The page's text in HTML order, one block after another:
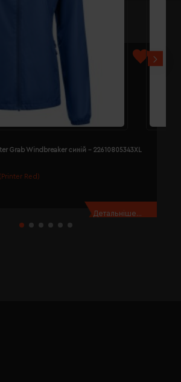
Red)
Grab Windbreaker синій - 22610805343XL
Детальніше...